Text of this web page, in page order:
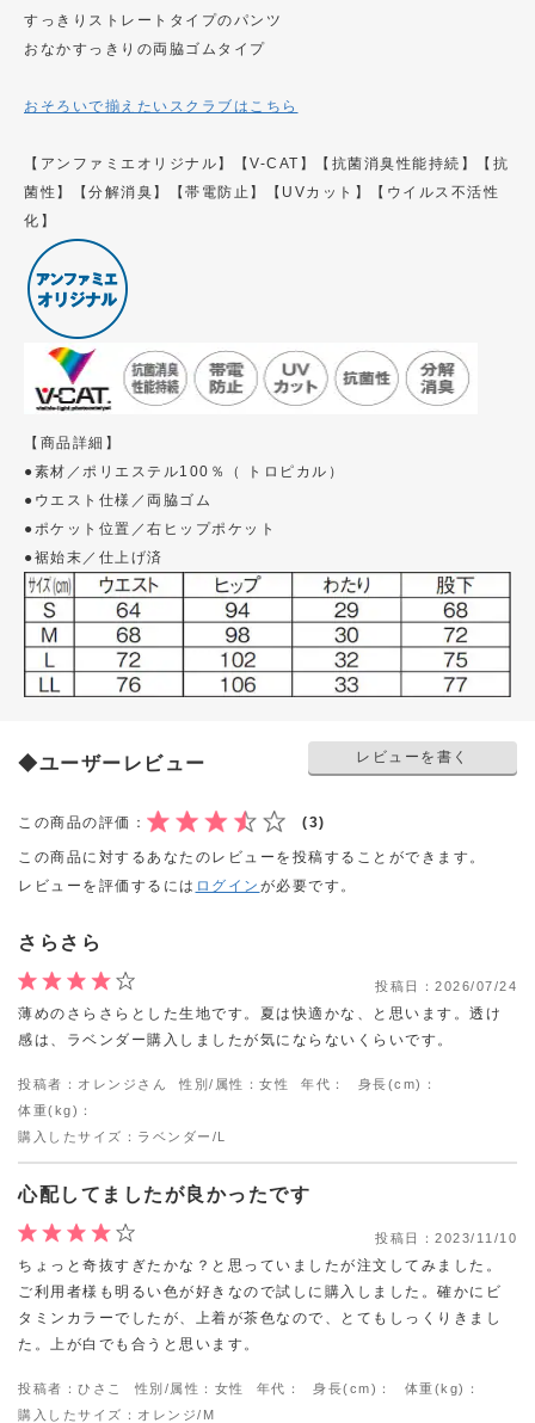
すっきりストレートタイプのパンツ
おなかすっきりの両脇ゴムタイプ
おそろいで揃えたいスクラブはこちら
【アンファミエオリジナル】【V-CAT】【抗菌消臭性能持続】【抗
菌性】【分解消臭】【帯電防止】【UVカット】【ウイルス不活性
化】
【商品詳細】
●素材／ポリエステル100％（ トロピカル）
●ウエスト仕様／両脇ゴム
●ポケット位置／右ヒップポケット
●裾始末／仕上げ済
◆ユーザーレビュー レビューを書く
この商品の評価： (3)
この商品に対するあなたのレビューを投稿することができます。
レビューを評価するには ログイン が必要です。
さらさら
投稿日： 2026/07/24
薄めのさらさらとした生地です。夏は快適かな、と思います。透け
感は、ラベンダー購入しましたが気にならないくらいです。
投稿者：オレンジさん 性別/属性：女性 年代：
身長(cm)：
体重(kg)：
購入したサイズ：ラベンダー/L
心配してましたが良かったです
投稿日： 2023/11/10
ちょっと奇抜すぎたかな？と思っていましたが注文してみました。
ご利用者様も明るい色が好きなので試しに購入しました。確かにビ
タミンカラーでしたが、上着が茶色なので、とてもしっくりきまし
た。上が白でも合うと思います。
投稿者：ひさこ 性別/属性：女性 年代： 身長(cm)：
体重(kg)：
購入したサイズ：オレンジ/M